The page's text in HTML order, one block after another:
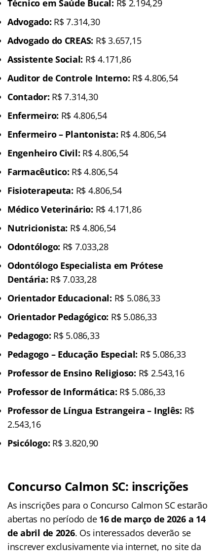
Técnico em Saúde Bucal: R$ 2.194,29
Advogado: R$ 7.314,30
Advogado do CREAS: R$ 3.657,15
Assistente Social: R$ 4.171,86
Auditor de Controle Interno: R$ 4.806,54
Contador: R$ 7.314,30
Enfermeiro: R$ 4.806,54
Enfermeiro – Plantonista: R$ 4.806,54
Engenheiro Civil: R$ 4.806,54
Farmacêutico: R$ 4.806,54
Fisioterapeuta: R$ 4.806,54
Médico Veterinário: R$ 4.171,86
Nutricionista: R$ 4.806,54
Odontólogo: R$ 7.033,28
Odontólogo Especialista em Prótese
Dentária: R$ 7.033,28
Orientador Educacional: R$ 5.086,33
Orientador Pedagógico: R$ 5.086,33
Pedagogo: R$ 5.086,33
Pedagogo – Educação Especial: R$ 5.086,33
Professor de Ensino Religioso: R$ 2.543,16
Professor de Informática: R$ 5.086,33
Professor de Língua Estrangeira – Inglês: R$
2.543,16
Psicólogo: R$ 3.820,90
Concurso Calmon SC: inscrições
As inscrições para o Concurso Calmon SC estarão
abertas no período de 16 de março de 2026 a 14
de abril de 2026. Os interessados deverão se
inscrever exclusivamente via internet, no site da